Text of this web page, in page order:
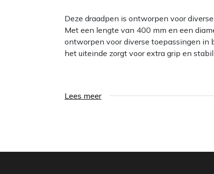
Deze draadpen is ontworpen voor
Met een lengte van 400 mm en een
ontworpen voor diverse toepassingen in
het uiteinde zorgt voor extra grip en
Lees meer